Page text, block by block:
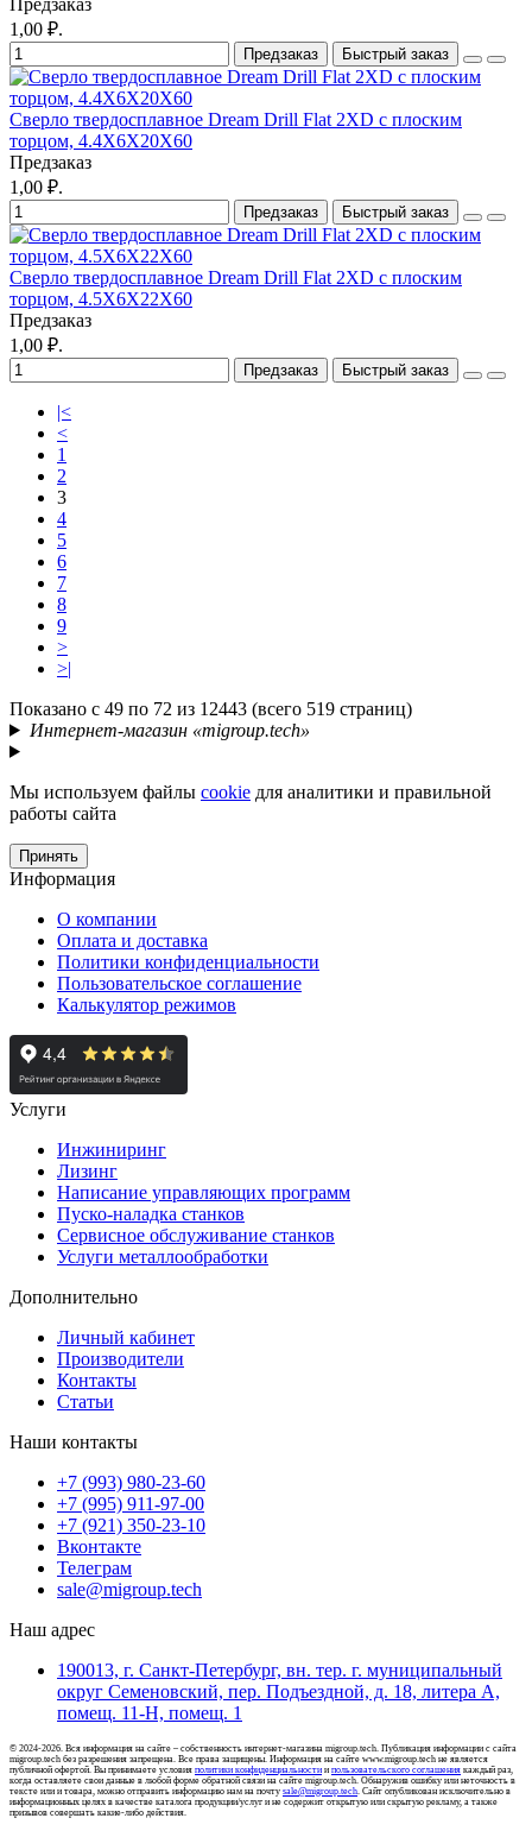
1,00 ₽.
Предзаказ Быстрый заказ
Сверло твердосплавное Dream Drill Flat 2XD с плоским
торцом, 4.4X6X20X60
Предзаказ
1,00 ₽.
Предзаказ Быстрый заказ
Сверло твердосплавное Dream Drill Flat 2XD с плоским
торцом, 4.5X6X22X60
Предзаказ
1,00 ₽.
Предзаказ Быстрый заказ
|<
<
1
2
3
4
5
6
7
8
9
>
>|
Показано с 49 по 72 из 12443 (всего 519 страниц)
Интернет-магазин «migroup.tech»
Мы используем файлы cookie для аналитики и правильной
работы сайта
Принять
Информация
О компании
Оплата и доставка
Политики конфиденциальности
Пользовательское соглашение
Калькулятор режимов
Услуги
Инжиниринг
Лизинг
Написание управляющих программ
Пуско-наладка станков
Сервисное обслуживание станков
Услуги металлообработки
Дополнительно
Личный кабинет
Производители
Контакты
Статьи
Наши контакты
+7 (993) 980-23-60
+7 (995) 911-97-00
+7 (921) 350-23-10
Вконтакте
Телеграм
sale@migroup.tech
Наш адрес
190013, г. Санкт-Петербург, вн. тер. г. муниципальный
округ Семеновский, пер. Подъездной, д. 18, литера А,
помещ. 11-Н, помещ. 1
© 2024-2026. Вся информация на сайте – собственность интернет-магазина migroup.tech. Публикация информации с сайта
migroup.tech без разрешения запрещена. Все права защищены. Информация на сайте www.migroup.tech не является
публичной офертой. Вы принимаете условия политики конфиденциальности и пользовательского соглашения каждый раз,
когда оставляете свои данные в любой форме обратной связи на сайте migroup.tech. Обнаружив ошибку или неточность в
тексте или и товара, можно отправить информацию нам на почту sale@migroup.tech. Сайт опубликован исключительно в
информационных целях в качестве каталога продукции/услуг и не содержит открытую или скрытую рекламу, а также
призывов совершать какие-либо действия.